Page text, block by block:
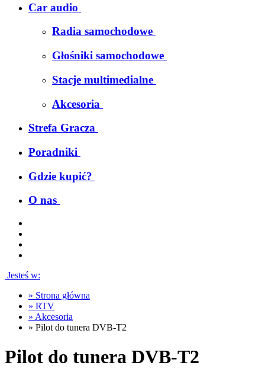
Car audio
Radia samochodowe
Głośniki samochodowe
Stacje multimedialne
Akcesoria
Strefa Gracza
Poradniki
Gdzie kupić?
O nas
Jesteś w:
» Strona główna
» RTV
» Akcesoria
» Pilot do tunera DVB-T2
Pilot do tunera DVB-T2